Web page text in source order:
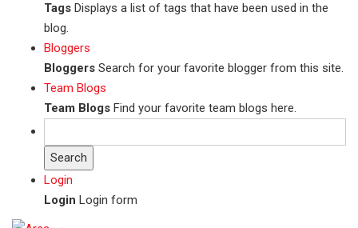
Tags Displays a list of tags that have been used in the
blog.
Bloggers
Bloggers Search for your favorite blogger from this site.
Team Blogs
Team Blogs Find your favorite team blogs here.
Search
Login
Login Login form